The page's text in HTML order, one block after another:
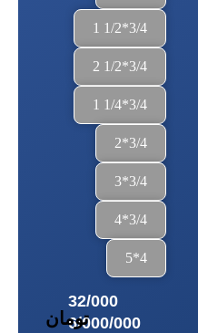
3/4*1/2 1
3/4*1/2 2
3/4*1/4 1
3/4*2
3/4*3
3/4*4
4*5